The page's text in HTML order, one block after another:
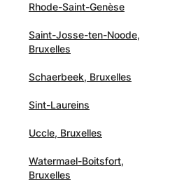
Rhode-Saint-Genèse
Saint-Josse-ten-Noode,
Bruxelles
Schaerbeek, Bruxelles
Sint-Laureins
Uccle, Bruxelles
Watermael-Boitsfort,
Bruxelles